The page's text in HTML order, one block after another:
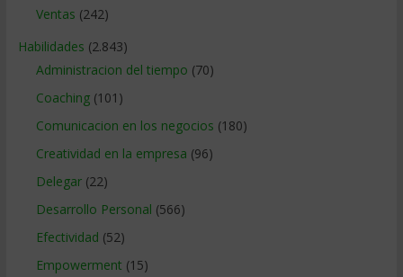
Ventas (242)
Habilidades (2.843)
Administracion del tiempo (70)
Coaching(101)
Comunicacion en los negocios (180)
Creatividad en la empresa (96)
Delegar(22)
Desarrollo Personal (566)
Efectividad (52)
Empowerment (15)